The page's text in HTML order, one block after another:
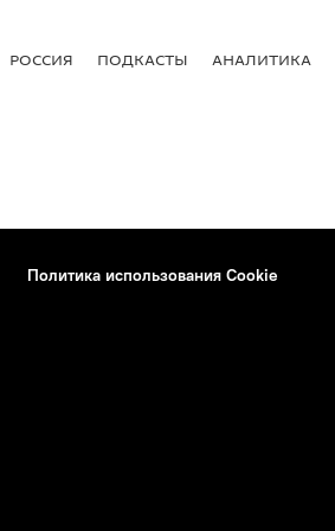
РОССИЯ ПОДКАСТЫ АНАЛИТИКА
Политика использования Cookie